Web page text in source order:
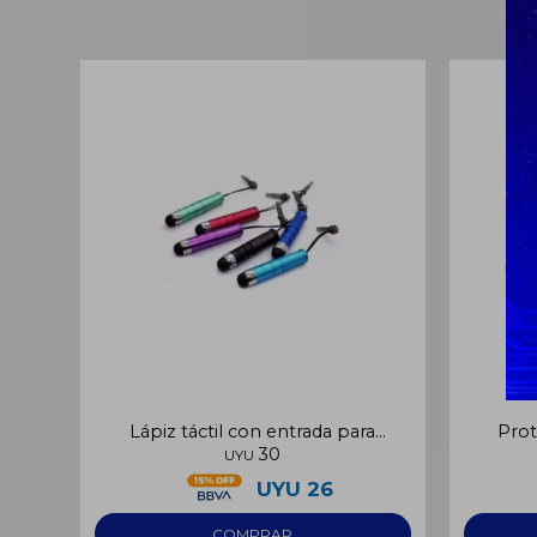
Lápiz táctil con entrada para
auricula
UYU 30
UYU 26